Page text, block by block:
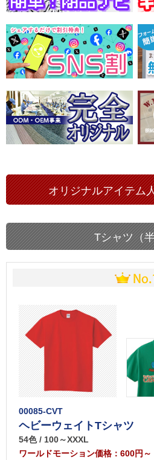
オリジナルアイテム
Tシャツ（
00085-CVT
ヘビーウェイトTシャツ
54色 / 100～XXXL
ワールドモーション価格：600円～